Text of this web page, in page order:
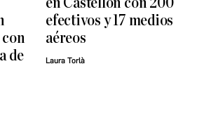
de
efectivos y 17 medios
aéreos
Laura Torlà